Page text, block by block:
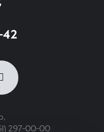
42
297-00-00